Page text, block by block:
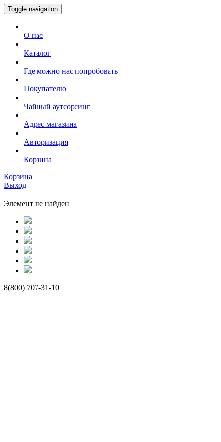
Toggle navigation
О нас
Каталог
Где можно нас попробовать
Покупателю
Чайный аутсорсинг
Адрес магазина
Авторизация
Корзина
Корзина
Выход
Элемент не найден
8(800) 707-31-10